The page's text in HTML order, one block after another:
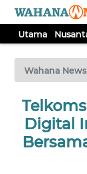
Utama
Wahana
Digital
TV
Tutup
UTAMA
NUSANTARA